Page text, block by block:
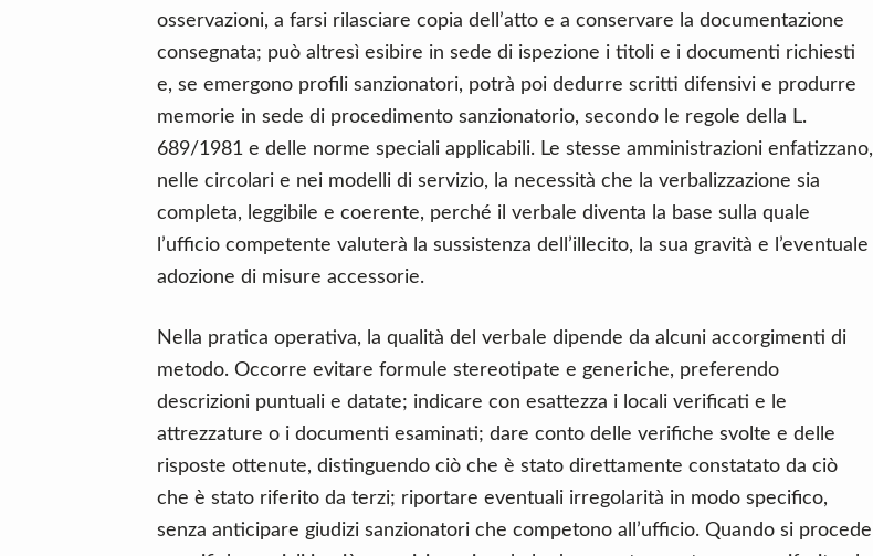
osservazioni, a farsi rilasciare copia dell’atto e a conservare la documentazione
consegnata; può altresì esibire in sede di ispezione i titoli e i documenti richiesti
e, se emergono profili sanzionatori, potrà poi dedurre scritti difensivi e produrre
memorie in sede di procedimento sanzionatorio, secondo le regole della L.
689/1981 e delle norme speciali applicabili. Le stesse amministrazioni enfatizzano,
nelle circolari e nei modelli di servizio, la necessità che la verbalizzazione sia
completa, leggibile e coerente, perché il verbale diventa la base sulla quale
l’ufficio competente valuterà la sussistenza dell’illecito, la sua gravità e l’eventuale
adozione di misure accessorie.
Nella pratica operativa, la qualità del verbale dipende da alcuni accorgimenti di
metodo. Occorre evitare formule stereotipate e generiche, preferendo
descrizioni puntuali e datate; indicare con esattezza i locali verificati e le
attrezzature o i documenti esaminati; dare conto delle verifiche svolte e delle
risposte ottenute, distinguendo ciò che è stato direttamente constatato da ciò
che è stato riferito da terzi; riportare eventuali irregolarità in modo specifico,
senza anticipare giudizi sanzionatori che competono all’ufficio. Quando si procede